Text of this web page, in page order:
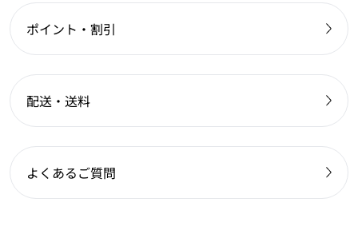
ポイント・割引
配送・送料
よくあるご質問